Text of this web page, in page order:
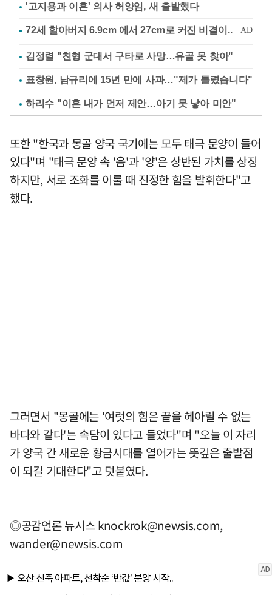
'고지용과 이혼' 의사 허양임, 새 출발했다
김정렬 "친형 군대서 구타로 사망…유골 못 찾아"
표창원, 남규리에 15년 만에 사과…"제가 틀렸습니다"
하리수 "이혼 내가 먼저 제안…아기 못 낳아 미안"
또한 "한국과 몽골 양국 국기에는 모두 태극 문양이 들어
있다"며 "태극 문양 속 '음'과 '양'은 상반된 가치를 상징
하지만, 서로 조화를 이룰 때 진정한 힘을 발휘한다"고
했다.
그러면서 "몽골에는 '여럿의 힘은 끝을 헤아릴 수 없는
바다와 같다'는 속담이 있다고 들었다"며 "오늘 이 자리
가 양국 간 새로운 황금시대를 열어가는 뜻깊은 출발점
이 되길 기대한다"고 덧붙였다.
◎공감언론 뉴시스knockrok@newsis.com,
wander@newsis.com